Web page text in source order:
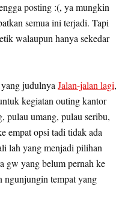
posting :(, ya mungkin
semua ini terjadi. Tapi
walaupun hanya sekedar
judulnya Jalan-jalan lagi,
kegiatan outing kantor
pulau umang, pulau seribu,
empat opsi tadi tidak ada
lah yang menjadi pilihan
gw yang belum pernah ke
ngunjungin tempat yang